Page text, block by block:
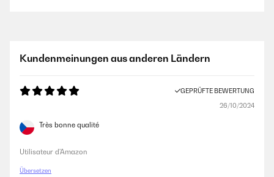
Kundenmeinungen aus anderen Ländern
GEPRÜFTE BEWERTUNG
26/10/2024
Très bonne qualité
Utilisateur d'Amazon
Übersetzen